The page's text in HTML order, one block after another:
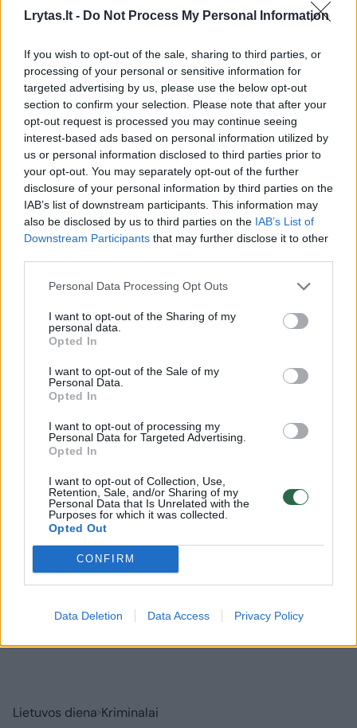
Lrytas.lt - Do Not Process My Personal Information
If you wish to opt-out of the sale, sharing to third parties, or
processing of your personal or sensitive information for
targeted advertising by us, please use the below opt-out
section to confirm your selection. Please note that after your
opt-out request is processed you may continue seeing
interest-based ads based on personal information utilized by
us or personal information disclosed to third parties prior to
your opt-out. You may separately opt-out of the further
disclosure of your personal information by third parties on the
IAB’s list of downstream participants. This information may
also be disclosed by us to third parties on the IAB’s List of
Downstream Participants that may further disclose it to other
Personal Data Processing Opt Outs
I want to opt-out of the Sharing of my
personal data.
Opted In
I want to opt-out of the Sale of my
Personal Data.
Opted In
I want to opt-out of processing my
Personal Data for Targeted Advertising.
Opted In
I want to opt-out of Collection, Use,
Retention, Sale, and/or Sharing of my
Personal Data that Is Unrelated with the
Purposes for which it was collected.
Opted Out
CONFIRM
Data Deletion Data Access Privacy Policy
Automobilį ant ratų vėl atvertė ir įvykio vietą
Eismo įvykio aplinkybes nustatinėja policijos
pareigūnai.
avarija Rodyti daugiau žymių
Komentuoti po šiuo straipsniu
Komentuoti gali tik Lrytas registruoti vartotojai.
Prisijunkite prie registruotų vartotojų
bendruomenės ir bendraukite komentaruose!
Prisijungti komentatoriams
Lietuvos diena Kriminalai